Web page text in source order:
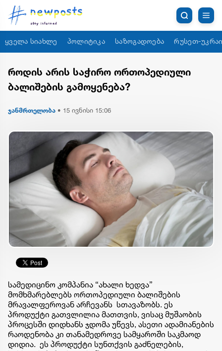
ყველა სიახლე პოლიტიკა საზოგადოება რუსეთ-
როდის არის საჭირო ორთოპედიული
ბალიშების გამოყენება?
ჯანმრთელობა • 15 ივნისი 15:06
სამედიცინო კომპანია “ახალი ხედვა”
მომხმარებლებს ორთოპედიული ბალიშების
მრავალფეროვან არჩევანს სთავაზობს. ეს
პროდუქტი გათვლილია მათთვის, ვისაც მუშაობის
პროცესში დიდხანს ჯდომა უწევს, ასეთი ადამიანების
რაოდენობა კი თანამედროვე სამყაროში საკმაოდ
დიდია. ეს პროდუქტი სუნთქვის გაძნელების,